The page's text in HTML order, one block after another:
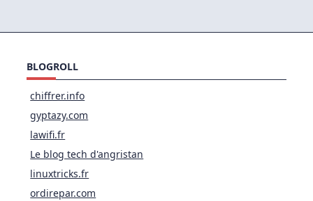
BLOGROLL
chiffrer.info
gyptazy.com
lawifi.fr
Le blog tech d'angristan
linuxtricks.fr
ordirepar.com